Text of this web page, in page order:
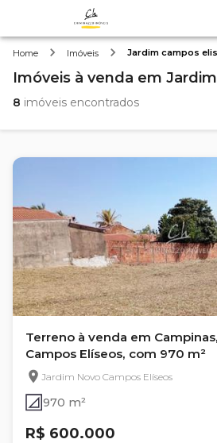
Home Imóveis Jardim campos
Imóveis à venda em
8 imóveis encontrados
Terreno à venda em
Campos Elíseos, com 970 m²
Jardim Novo Campos Elíseos
970 m²
R$ 600.000